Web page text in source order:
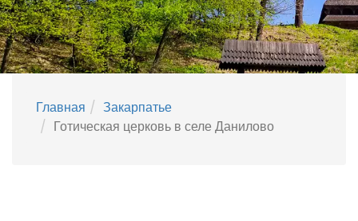
Главная
Закарпатье
Готическая церковь в селе Данилово